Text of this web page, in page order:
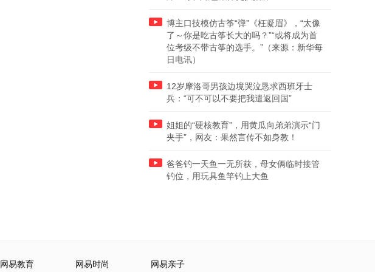
博主口技模仿古筝“弹”《枉凝眉》，“太像
了～你是吃古筝长大的吗？”“或将成为首
位考级不带古筝的选手。”（来源：新华每
日电讯）
12岁摩洛哥男孩边境哭泣恳求西班牙士
兵：“可不可以不要把我遣返回国”
姐姐的“硬核教育”，用黄瓜向弟弟演示“门
夹手”，网友：果然言传不如身教！
爸爸钓一天鱼一无所获，母女俩临时接管
钓位，用玩具鱼竿钓上大鱼
网易教育 网易时尚 网易亲子